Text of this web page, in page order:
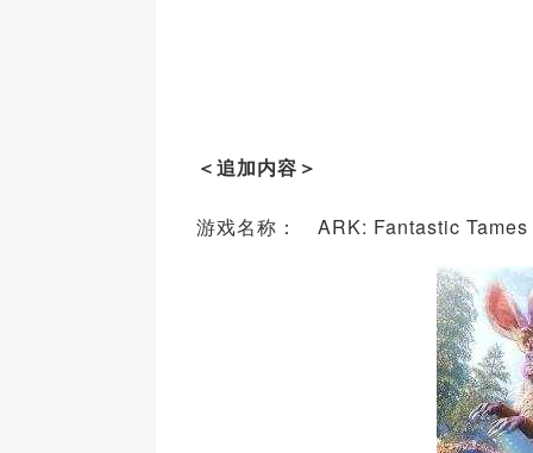
＜追加内容＞
游戏名称： ARK: Fantastic